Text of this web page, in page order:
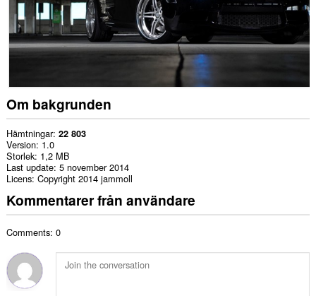
Om bakgrunden
Hämtningar 22 803
Version 1.0
Storlek 1,2 MB
Last update 5 november 2014
Licens Copyright 2014 jammoll
Kommentarer från användare
Comments: 0